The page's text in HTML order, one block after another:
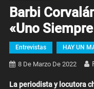
Barbi
«Uno
Entrevistas HAY UN
8 De Marzo De 2022
La periodista y locutora